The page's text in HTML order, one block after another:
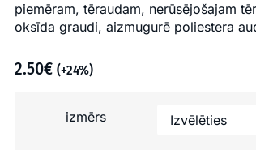
piemēram, tēraudam, nerūsējošajam
oksīda graudi, aizmugurē poliestera
2.50€ (+24%)
izmērs